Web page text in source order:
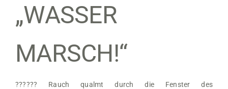
„WASSER
MARSCH!“
???‍??‍? Rauch qualmt durch die Fenster des